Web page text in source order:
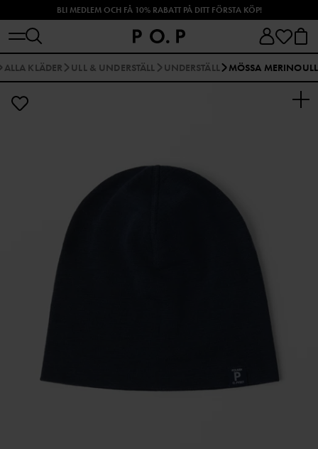
BLI MEDLEM OCH FÅ 10% RABATT PÅ DITT FÖRSTA KÖP!
SHOPPA HÖSTENS NYHETER!
ALLA KLÄDER ULL & UNDERSTÄLL UNDERSTÄLL MÖSSA MERINOULL